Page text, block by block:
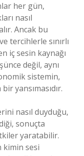
her gün,
nasıl
Ancak bu
tercihlerle sınırlı
iç sesin kaynağı
değil, aynı
sistemin,
yansımasıdır.
nasıl duyduğu,
sonuçta
yaratabilir.
kimin sesi